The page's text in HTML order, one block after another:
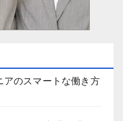
のスマートな働き方